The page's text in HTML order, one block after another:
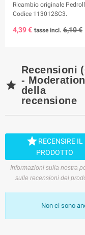
Ricambio originale
Codice 113012SC3.
4,39 € tasse incl. 6,10 €

Recensioni
- Moderation
della
recensione
RECENSIRE IL
PRODOTTO
Informazioni sulla nostra
sulle recensioni del
Non ci sono